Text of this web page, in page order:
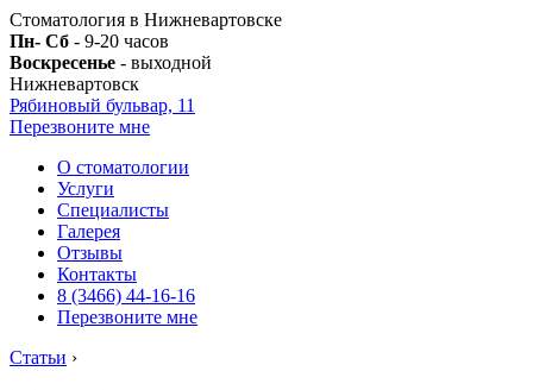
Стоматология в Нижневартовске
Пн- Сб - 9-20 часов
Воскресенье - выходной
Нижневартовск
Рябиновый бульвар, 11
Перезвоните мне
О стоматологии
Услуги
Специалисты
Галерея
Отзывы
Контакты
8 (3466) 44-16-16
Перезвоните мне
Статьи ›